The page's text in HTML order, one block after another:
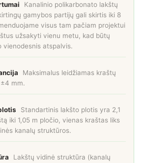
Kanalinio polikarbonato lakštų
gamybos partijų gali skirtis iki 8
visus tam pačiam projektui
užsakyti vienu metu, kad būtų
vienodesnis atspalvis.
Maksimalus leidžiamas kraštų
mm.
Standartinis lakšto plotis yra 2,1
iki 1,05 m pločio, vienas kraštas liks
kanalų struktūros.
Lakštų vidinė struktūra (kanalų